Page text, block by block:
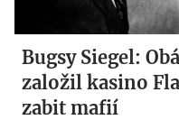
Bugsy Siegel:
založil kasino
zabit mafií